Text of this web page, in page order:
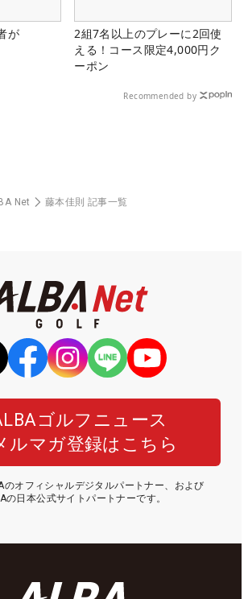
が
2組7名以上のプレーに2回使
える！コース限定4,000円ク
ーポン
Recommended by
Net 藤本佳則 記事一覧
ゴルフニュース
ルマガ登録はこちら
のオフィシャルデジタルパートナー、および
の日本公式サイトパートナーです。